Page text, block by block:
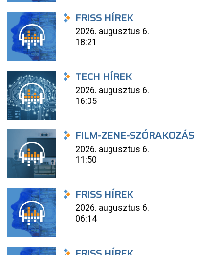
FRISS HÍREK
2026. augusztus 6.
18:21
TECH HÍREK
2026. augusztus 6.
16:05
FILM-ZENE-SZÓRAKOZÁS
2026. augusztus 6.
11:50
FRISS HÍREK
2026. augusztus 6.
06:14